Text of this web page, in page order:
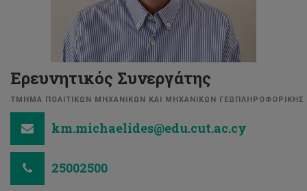
Ερευνητικός Συνεργάτης
ΤΜΗΜΑ ΠΟΛΙΤΙΚΩΝ ΜΗΧΑΝΙΚΩΝ ΚΑΙ ΜΗΧΑΝΙΚΩΝ ΓΕΩΠΛΗΡΟΦΟΡΙΚΗΣ
km.michaelides@edu.cut.ac.cy
25002500